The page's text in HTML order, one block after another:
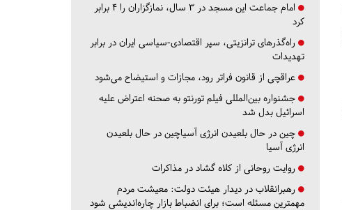
امام جماعت این مسجد در ۳ سال، نمازگزاران را ۴ برابر
کرد
راه‌گذرهای ترانزیتی، سپر اقتصادی-سیاسی ایران در برابر
تهدیدات
عراقچی از قانون فراتر رود، مجازات و استیضاح می‌شود
جشنواره بین‌المللی فیلم تورنتو به صحنه اعتراض علیه
اسرائیل بدل شد
چین در حال بلعیدن انرژی آسیاچین در حال بلعیدن
انرژی آسیا
روایت روحانی از کلاه گشاد در مذاکرات
رهبرانقلاب در دیدار هیئت دولت: معیشت مردم
مهمترین مسئله است؛ برای انضباط بازار چاره‌اندیشی شود